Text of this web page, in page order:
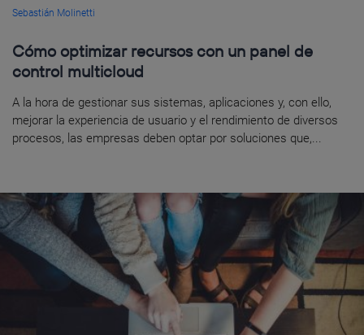
Sebastián Molinetti
Cómo optimizar recursos con un panel de
control multicloud
A la hora de gestionar sus sistemas, aplicaciones y, con ello,
mejorar la experiencia de usuario y el rendimiento de diversos
procesos, las empresas deben optar por soluciones que,...